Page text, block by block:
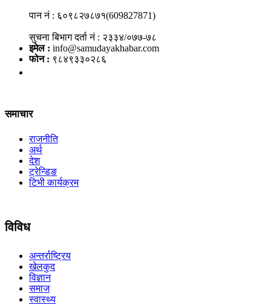
पान नं : ६०९८२७८७१(609827871)
सुचना बिभाग दर्ता नं : २३३४/०७७-७८
इमेल : info@samudayakhabar.com
फोन : ९८४९३३०२८६
समाचार
राजनीति
अर्थ
देश
ट्रेन्डिङ
टिभी कार्यक्रम
विविध
अन्तर्राष्ट्रिय
खेलकुद
विज्ञान
समाज
स्वास्थ्य